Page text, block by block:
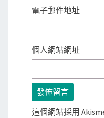
電子郵件地址
個人網站網址
這個網站採用